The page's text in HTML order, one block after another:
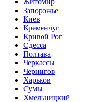
Запорожье
Киев
Кременчуг
Кривой Рог
Одесса
Полтава
Черкассы
Чернигов
Харьков
Сумы
Хмельницкий